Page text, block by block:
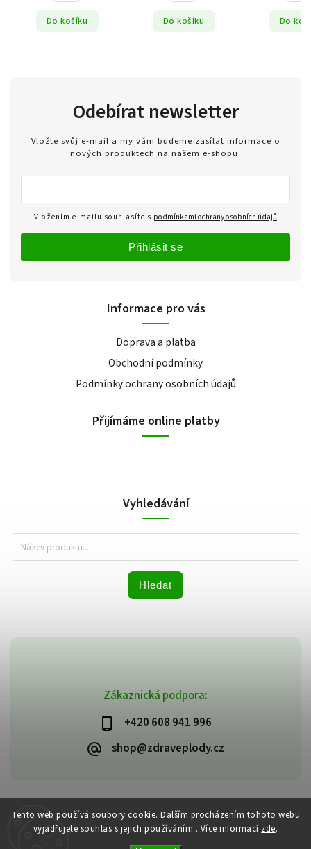
Tento web používá soubory cookie. Dalším procházením tohoto webu
vyjadřujete souhlas s jejich používáním.. Více informací zde.
Do košíku Do košíku Do
Zákaznická podpora:
+420 608 941 996
shop@zdraveplody.cz
Informace pro vás
Doprava a platba
Obchodní podmínky
Podmínky ochrany osobních údajů
Přijímáme online platby
Vyhledávání
Hledat
Odebírat newsletter
Vložte svůj e-mail a my vám budeme zasílat informace o
nových produktech na našem e-shopu.
Vložením e-mailu souhlasíte s podmínkami ochrany osobních údajů
Přihlásit se
Copyright 2026Zdravé plody. Všechna práva vyhrazena.
Upravit nastavení cookies
VytvořilShoptet| Design